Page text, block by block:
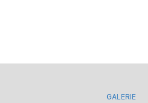
GALERIE